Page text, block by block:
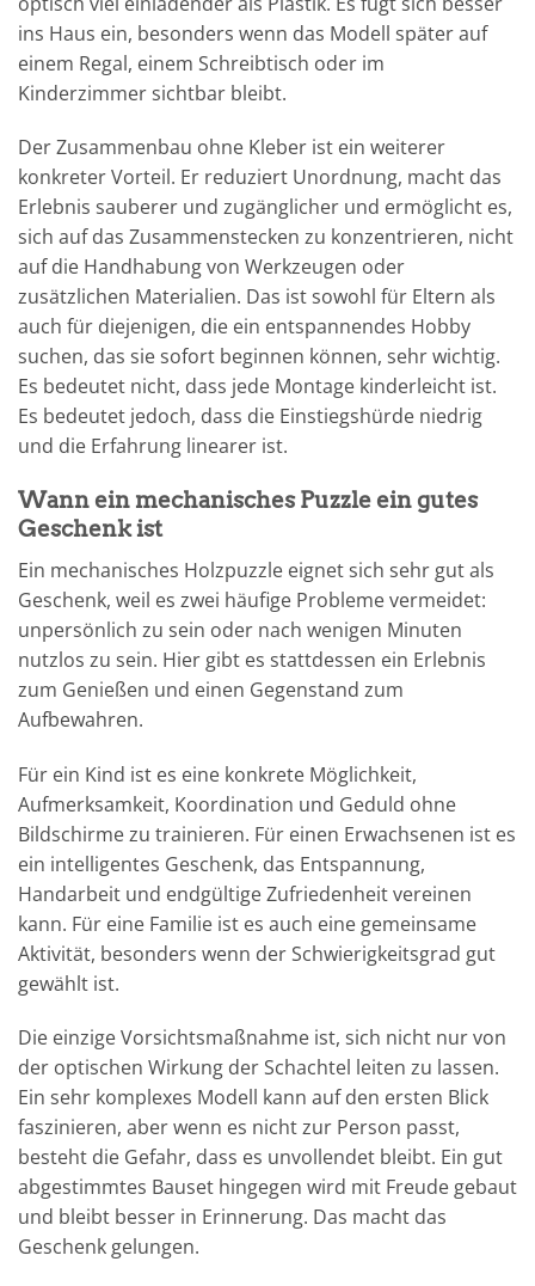
ins Haus ein, besonders wenn das Modell später auf
einem Regal, einem Schreibtisch oder im
Kinderzimmer sichtbar bleibt.
Der Zusammenbau ohne Kleber ist ein weiterer
konkreter Vorteil. Er reduziert Unordnung, macht das
Erlebnis sauberer und zugänglicher und ermöglicht es,
sich auf das Zusammenstecken zu konzentrieren, nicht
auf die Handhabung von Werkzeugen oder
zusätzlichen Materialien. Das ist sowohl für Eltern als
auch für diejenigen, die ein entspannendes Hobby
suchen, das sie sofort beginnen können, sehr wichtig.
Es bedeutet nicht, dass jede Montage kinderleicht ist.
Es bedeutet jedoch, dass die Einstiegshürde niedrig
und die Erfahrung linearer ist.
Wann ein mechanisches Puzzle ein gutes
Geschenk ist
Ein mechanisches Holzpuzzle eignet sich sehr gut als
Geschenk, weil es zwei häufige Probleme vermeidet:
unpersönlich zu sein oder nach wenigen Minuten
nutzlos zu sein. Hier gibt es stattdessen ein Erlebnis
zum Genießen und einen Gegenstand zum
Aufbewahren.
Für ein Kind ist es eine konkrete Möglichkeit,
Aufmerksamkeit, Koordination und Geduld ohne
Bildschirme zu trainieren. Für einen Erwachsenen ist es
ein intelligentes Geschenk, das Entspannung,
Handarbeit und endgültige Zufriedenheit vereinen
kann. Für eine Familie ist es auch eine gemeinsame
Aktivität, besonders wenn der Schwierigkeitsgrad gut
gewählt ist.
Die einzige Vorsichtsmaßnahme ist, sich nicht nur von
der optischen Wirkung der Schachtel leiten zu lassen.
Ein sehr komplexes Modell kann auf den ersten Blick
faszinieren, aber wenn es nicht zur Person passt,
besteht die Gefahr, dass es unvollendet bleibt. Ein gut
abgestimmtes Bauset hingegen wird mit Freude gebaut
und bleibt besser in Erinnerung. Das macht das
Geschenk gelungen.